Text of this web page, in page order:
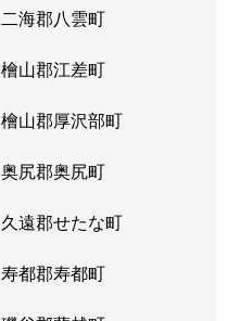
二海郡八雲町
檜山郡江差町
檜山郡厚沢部町
奥尻郡奥尻町
久遠郡せたな町
寿都郡寿都町